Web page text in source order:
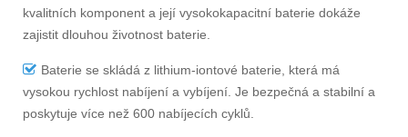
kvalitních komponent a její vysokokapacitní baterie dokáže
zajistit dlouhou životnost baterie.
Baterie se skládá z lithium-iontové baterie, která má
vysokou rychlost nabíjení a vybíjení. Je bezpečná a stabilní a
poskytuje více než 600 nabíjecích cyklů.